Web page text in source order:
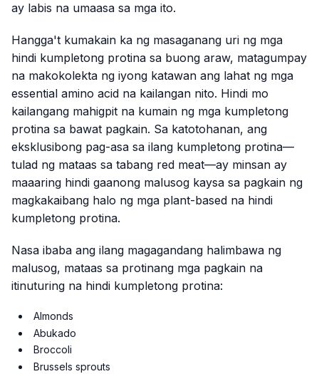
ay labis na umaasa sa mga ito.
Hangga't kumakain ka ng masaganang uri ng mga
hindi kumpletong protina sa buong araw, matagumpay
na makokolekta ng iyong katawan ang lahat ng mga
essential amino acid na kailangan nito. Hindi mo
kailangang mahigpit na kumain ng mga kumpletong
protina sa bawat pagkain. Sa katotohanan, ang
eksklusibong pag-asa sa ilang kumpletong protina—
tulad ng mataas sa tabang red meat—ay minsan ay
maaaring hindi gaanong malusog kaysa sa pagkain ng
magkakaibang halo ng mga plant-based na hindi
kumpletong protina.
Nasa ibaba ang ilang magagandang halimbawa ng
malusog, mataas sa protinang mga pagkain na
itinuturing na hindi kumpletong protina:
Almonds
Abukado
Broccoli
Brussels sprouts